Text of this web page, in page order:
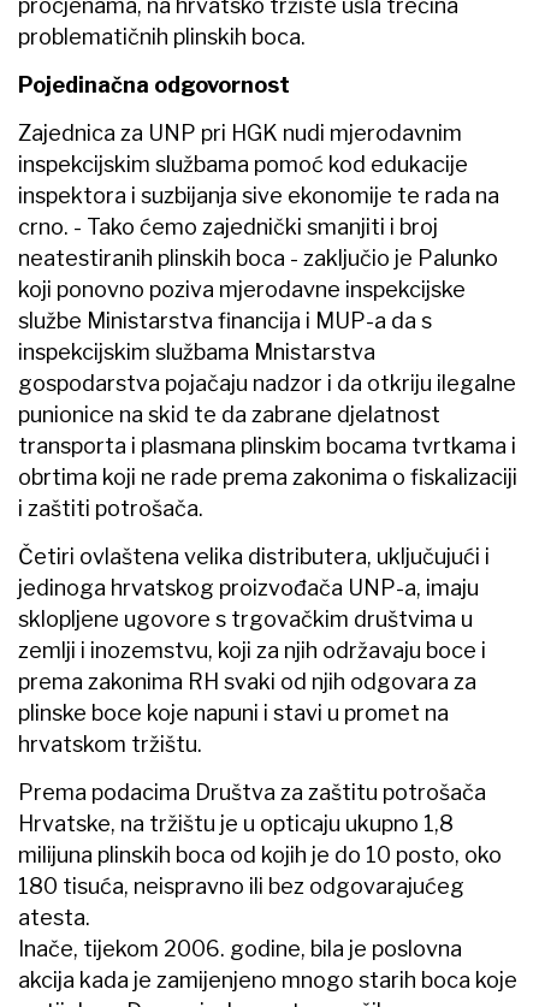
problematičnih plinskih boca.
Pojedinačna odgovornost
Zajednica za UNP pri HGK nudi mjerodavnim
inspekcijskim službama pomoć kod edukacije
inspektora i suzbijanja sive ekonomije te rada na
crno. - Tako ćemo zajednički smanjiti i broj
neatestiranih plinskih boca - zaključio je Palunko
koji ponovno poziva mjerodavne inspekcijske
službe Ministarstva financija i MUP-a da s
inspekcijskim službama Mnistarstva
gospodarstva pojačaju nadzor i da otkriju ilegalne
punionice na skid te da zabrane djelatnost
transporta i plasmana plinskim bocama tvrtkama i
obrtima koji ne rade prema zakonima o fiskalizaciji
i zaštiti potrošača.
Četiri ovlaštena velika distributera, uključujući i
jedinoga hrvatskog proizvođača UNP-a, imaju
sklopljene ugovore s trgovačkim društvima u
zemlji i inozemstvu, koji za njih održavaju boce i
prema zakonima RH svaki od njih odgovara za
plinske boce koje napuni i stavi u promet na
hrvatskom tržištu.
Prema podacima Društva za zaštitu potrošača
Hrvatske, na tržištu je u opticaju ukupno 1,8
milijuna plinskih boca od kojih je do 10 posto, oko
180 tisuća, neispravno ili bez odgovarajućeg
atesta.
Inače, tijekom 2006. godine, bila je poslovna
akcija kada je zamijenjeno mnogo starih boca koje